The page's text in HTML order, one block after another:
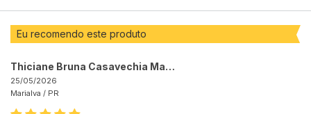
Eu recomendo este produto
Thiciane Bruna Casavechia Malaquias
25/05/2026
Marialva / PR